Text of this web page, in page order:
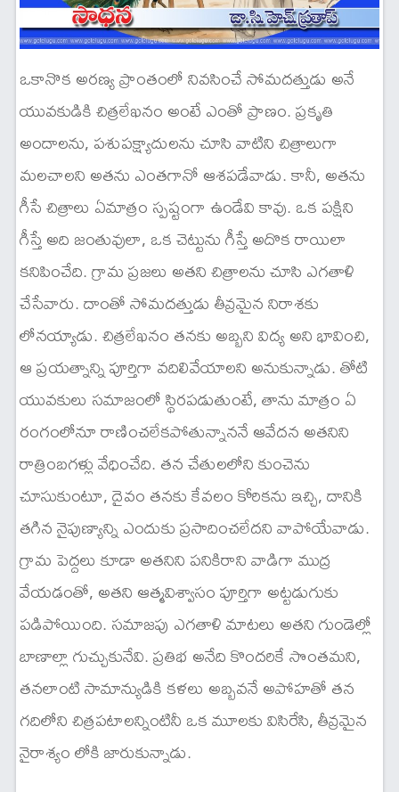
ఒకానొక అరణ్య ప్రాంతంలో నివసించే సోమదత్తుడు అనే
యువకుడికి చిత్రలేఖనం అంటే ఎంతో ప్రాణం. ప్రకృతి
అందాలను, పశుపక్ష్యాదులను చూసి వాటిని చిత్రాలుగా
మలచాలని అతను ఎంతగానో ఆశపడేవాడు. కానీ, అతను
గీసే చిత్రాలు ఏమాత్రం స్పష్టంగా ఉండేవి కావు. ఒక పక్షిని
గీస్తే అది జంతువులా, ఒక చెట్టును గీస్తే అదొక రాయిలా
కనిపించేది. గ్రామ ప్రజలు అతని చిత్రాలను చూసి ఎగతాళి
చేసేవారు. దాంతో సోమదత్తుడు తీవ్రమైన నిరాశకు
లోనయ్యాడు. చిత్రలేఖనం తనకు అబ్బని విద్య అని భావించి,
ఆ ప్రయత్నాన్ని పూర్తిగా వదిలివేయాలని అనుకున్నాడు. తోటి
యువకులు సమాజంలో స్థిరపడుతుంటే, తాను మాత్రం ఏ
రంగంలోనూ రాణించలేకపోతున్నాననే ఆవేదన అతనిని
రాత్రింబగళ్లు వేధించేది. తన చేతులలోని కుంచెను
చూసుకుంటూ, దైవం తనకు కేవలం కోరికను ఇచ్చి, దానికి
తగిన నైపుణ్యాన్ని ఎందుకు ప్రసాదించలేదని వాపోయేవాడు.
గ్రామ పెద్దలు కూడా అతనిని పనికిరాని వాడిగా ముద్ర
వేయడంతో, అతని ఆత్మవిశ్వాసం పూర్తిగా అట్టడుగుకు
పడిపోయింది. సమాజపు ఎగతాళి మాటలు అతని గుండెల్లో
బాణాల్లా గుచ్చుకునేవి. ప్రతిభ అనేది కొందరికే సొంతమని,
తనలాంటి సామాన్యుడికి కళలు అబ్బవనే అపోహతో తన
గదిలోని చిత్రపటాలన్నింటినీ ఒక మూలకు విసిరేసి, తీవ్రమైన
నైరాశ్యం లోకి జారుకున్నాడు.